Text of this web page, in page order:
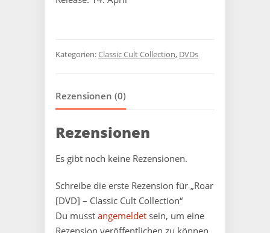
Kategorien:Classic Cult Collection, DVDs
Rezensionen (0)
Rezensionen
Es gibt noch keine Rezensionen.
Schreibe die erste Rezension für „Roar
[DVD] – Classic Cult Collection“
Du musst angemeldet sein, um eine
Rezension veröffentlichen zu können.